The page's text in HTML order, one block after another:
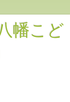
幡こど